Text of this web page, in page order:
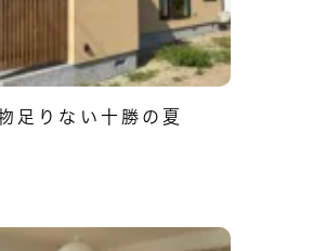
足りない十勝の夏